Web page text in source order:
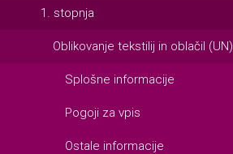
1. stopnja
Oblikovanje tekstilij in oblačil (UN)
Splošne informacije
Pogoji za vpis
Ostale informacije